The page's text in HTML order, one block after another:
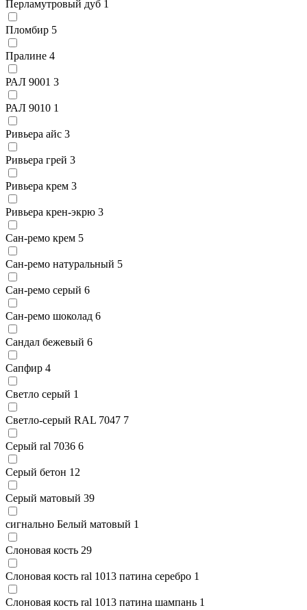
Перламутровый дуб 1
Пломбир 5
Пралине 4
РАЛ 9001 3
РАЛ 9010 1
Ривьера айс 3
Ривьера грей 3
Ривьера крем 3
Ривьера крен-экрю 3
Сан-ремо крем 5
Сан-ремо натуральный 5
Сан-ремо серый 6
Сан-ремо шоколад 6
Сандал бежевый 6
Сапфир 4
Светло серый 1
Светло-серый RAL 7047 7
Серый ral 7036 6
Серый бетон 12
Серый матовый 39
сигнально Белый матовый 1
Слоновая кость 29
Слоновая кость ral 1013 патина серебро 1
Слоновая кость ral 1013 патина шампань 1